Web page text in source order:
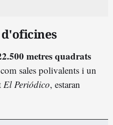
d'oficines
metres quadrats
sales polivalents i un
El Periódico, estaran